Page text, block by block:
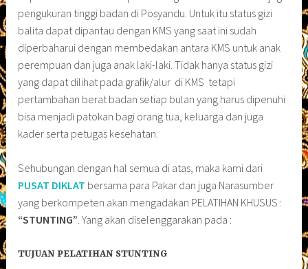
pengukuran tinggi badan di Posyandu. Untuk itu status gizi
balita dapat dipantau dengan KMS yang saat ini sudah
diperbaharui dengan membedakan antara KMS untuk anak
perempuan dan juga anak laki-laki. Tidak hanya status gizi
yang dapat dilihat pada grafik/alur di KMS tetapi
pertambahan berat badan setiap bulan yang harus dipenuhi
bisa menjadi patokan bagi orang tua, keluarga dan juga
kader serta petugas kesehatan.
Sehubungan dengan hal semua di atas, maka kami dari
PUSAT DIKLAT bersama para Pakar dan juga Narasumber
yang berkompeten akan mengadakan PELATIHAN KHUSUS :
“STUNTING”. Yang akan diselenggarakan pada :
TUJUAN PELATIHAN STUNTING